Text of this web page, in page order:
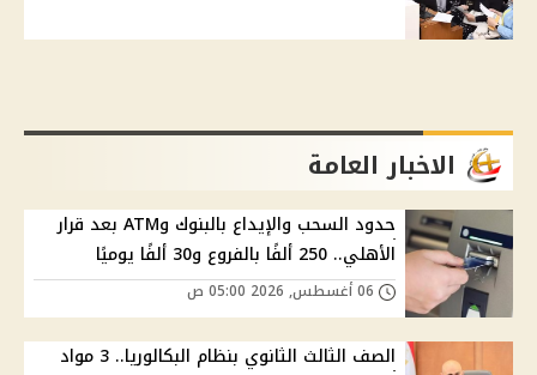
الاخبار العامة
حدود السحب والإيداع بالبنوك وATM بعد قرار
الأهلي.. 250 ألفًا بالفروع و30 ألفًا يوميًا
الصف الثالث الثانوي بنظام البكالوريا.. 3 مواد